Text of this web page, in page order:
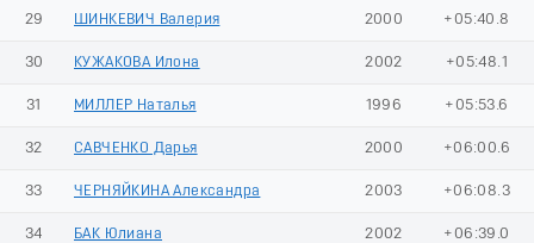
29 ШИНКЕВИЧ Валерия 2000 +05:40.8
30 КУЖАКОВА Илона 2002 +05:48.1
31 МИЛЛЕР Наталья 1996 +05:53.6
32 САВЧЕНКО Дарья 2000 +06:00.6
33 ЧЕРНЯЙКИНА Александра 2003 +06:08.3
34 БАК Юлиана 2002 +06:39.0